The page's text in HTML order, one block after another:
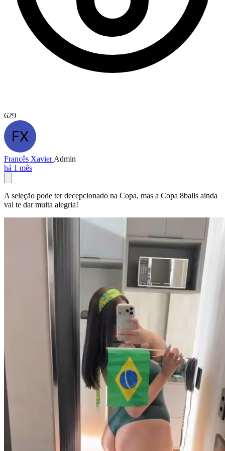
629
Francês XavierAdmin
há 1 mês
A seleção pode ter decepcionado na Copa, mas a Copa 8balls ainda
vai te dar muita alegria!